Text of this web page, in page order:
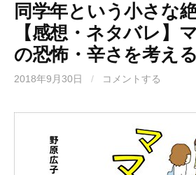
同学年という小さな
【感想・ネタバレ】
の恐怖・辛さを考える
2018年9月30日 / コメントする